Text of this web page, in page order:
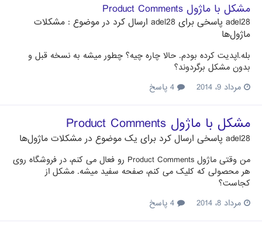
مشکل با ماژول Product Comments
adel28 پاسخی برای adel28 ارسال کرد در موضوع : مشکلات
ماژول‌ها
بله.اپدیت کرده بودم. حالا چاره چیه؟ چطور میشه به نسخه قبل و
بدون مشکل برگردوند؟
مرداد 9، 2014
مشکل با ماژول Product Comments
adel28 پاسخی ارسال کرد برای یک موضوع در مشکلات ماژول‌ها
من وقتی ماژول Product Comments رو فعال می کنم، در فروشگاه روی
هر محصولی که کلیک می کنم، صفحه سفید میشه. مشکل از
کجاست؟
مرداد 8، 2014